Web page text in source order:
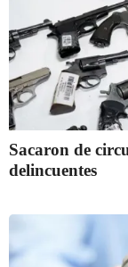
Sacaron de
delincuentes